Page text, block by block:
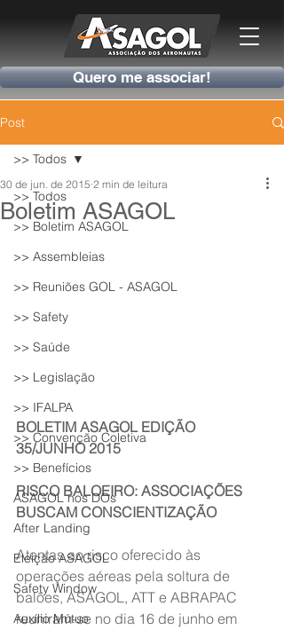
Quero me associar!
Post
>> Todos
>> Boletim ASAGOL
>> Assembleias
>> Reuniões GOL - ASAGOL
>> Safety
>> Saúde
>> Legislação
>> IFALPA
>> Convenção Coletiva
>> Benefícios
ASAGOL nos DOs
After Landing
Eleição ASAGOL
Safety Window
Auxílio Mútuo
>> Todos
Boletim ASAGOL
30 de jun. de 2015 2 min de leitura
BOLETIM ASAGOL EDIÇÃO
35/JUNHO 2015
RISCO BALOEIRO: ASSOCIAÇÕES
BUSCAM CONSCIENTIZAÇÃO
Atentas ao risco oferecido às
operações aéreas pela soltura de
balões, ASAGOL, ATT e ABRAPAC
reuniram-se no dia 16 de junho em